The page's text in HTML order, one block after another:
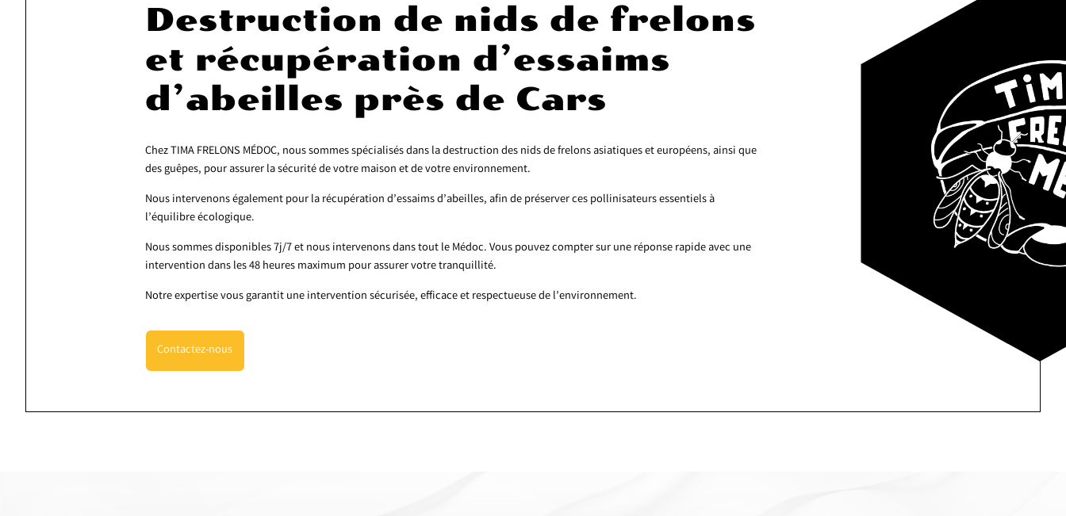
Destruction de nids de frelons
et récupération d’essaims
d’abeilles près de Cars
Chez TIMA FRELONS MÉDOC, nous sommes spécialisés dans la destruction des nids de frelons asiatiques et européens, ainsi que
des guêpes, pour assurer la sécurité de votre maison et de votre environnement.
Nous intervenons également pour la récupération d’essaims d’abeilles, afin de préserver ces pollinisateurs essentiels à
l’équilibre écologique.
Nous sommes disponibles 7j/7 et nous intervenons dans tout le Médoc. Vous pouvez compter sur une réponse rapide avec une
intervention dans les 48 heures maximum pour assurer votre tranquillité.
Notre expertise vous garantit une intervention sécurisée, efficace et respectueuse de l’environnement.
Contactez-nous